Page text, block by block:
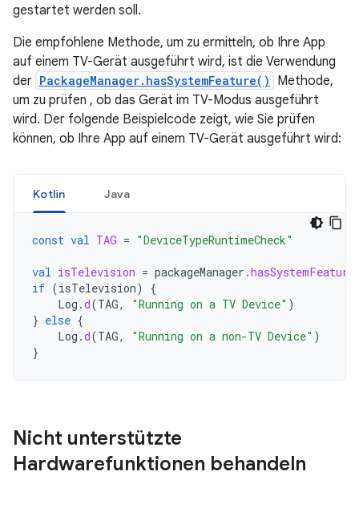
gestartet werden soll.
Die empfohlene Methode, um zu ermitteln, ob Ihre App
auf einem TV-Gerät ausgeführt wird, ist die Verwendung
der PackageManager.hasSystemFeature()
Methode,
um zu prüfen , ob das Gerät im TV-Modus ausgeführt
wird. Der folgende Beispielcode zeigt, wie Sie prüfen
können, ob Ihre App auf einem TV-Gerät ausgeführt wird:
Kotlin Java
const val TAG = "DeviceTypeRuntimeCheck"
val isTelevision = packageManager .hasSystemFeature
if (isTelevision)
{
Log .d(TAG, "Running on a TV Device" )
} else {
Log .d(TAG, "Running on a non-TV Device" )
}
Nicht unterstützte
Hardwarefunktionen behandeln